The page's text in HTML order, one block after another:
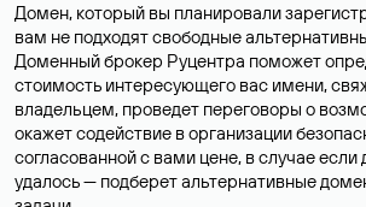
Домен, который вы планировали
вам не подходят свободные
Доменный брокер Руцентра поможет
стоимость интересующего вас имени,
владельцем, проведет переговоры о
окажет содействие в организации
согласованной с вами цене, в случае если
удалось — подберет альтернативные